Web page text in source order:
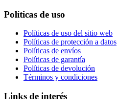
Políticas de uso
Políticas de uso del sitio web
Políticas de protección a datos
Políticas de envíos
Políticas de garantía
Políticas de devolución
Términos y condiciones
Links de interés